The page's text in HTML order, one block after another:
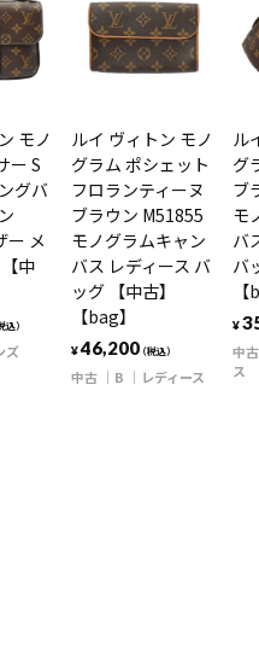
モノ
ー S
グバ
ー メ
中
込）
ズ
ルイ ヴィトン モノ
グラム ポシェット
フロランティーヌ
ブラウン M51855
モノグラムキャン
バス レディース バ
ッグ 【中古】
【bag】
¥46,200（税込）
中古 B レディース
ル
グ
ブ
モ
バ
バ
¥
中古
ス